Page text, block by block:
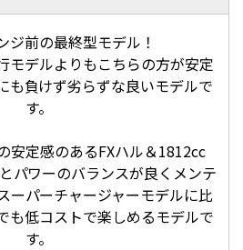
ジ前の最終型モデル！
モデルよりもこちらの方が安定
も負けず劣らずな良いモデルで
す。
安定感のあるFXハル＆1812cc
パワーのバランスが良くメンテ
ーパーチャージャーモデルに比
も低コストで楽しめるモデルで
す。